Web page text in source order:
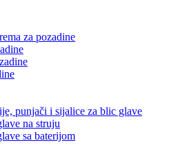
za pozadine
punjači i sijalice za blic glave
na struju
sa baterijom